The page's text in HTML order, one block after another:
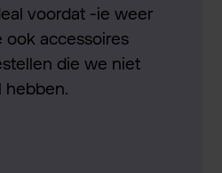
voordat -ie weer
ook accessoires
die we niet
hebben.